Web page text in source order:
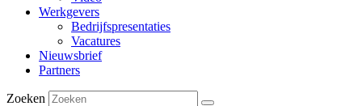
Werkgevers
Bedrijfspresentaties
Vacatures
Nieuwsbrief
Partners
Zoeken